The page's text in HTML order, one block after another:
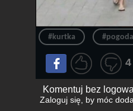
#kurtka #pogoda
4
Komentuj bez
Zaloguj się, by móc